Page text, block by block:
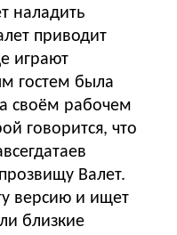
наладить
приводит
играют
гостем была
своём рабочем
говорится, что
Валет.
версию и ищет
близкие